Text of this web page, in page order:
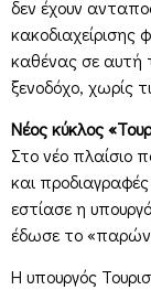
δεν έχουν
κακοδιαχείρισης
καθένας σε αυτή
ξενοδόχο, χωρίς
Νέος κύκλος
Στο νέο πλαίσιο
και
εστίασε η
έδωσε το
Η υπουργός